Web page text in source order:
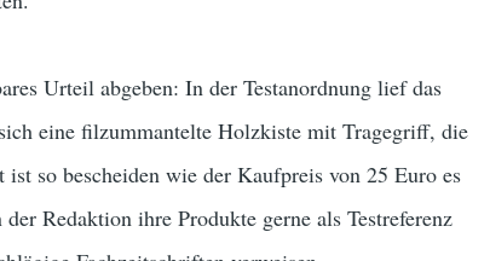
Urteil abgeben: In der Testanordnung lief das
eine filzummantelte Holzkiste mit Tragegriff, die
so bescheiden wie der Kaufpreis von 25 Euro es
Redaktion ihre Produkte gerne als Testreferenz